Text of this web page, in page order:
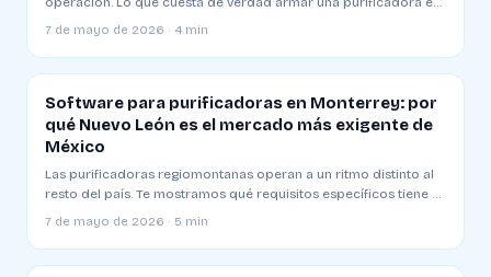
Ciudad de México y cuánto tarda en ser rentable.
7 de mayo de 2026 · 4 min
Software para purificadoras en Monterrey: por
qué Nuevo León es el mercado más exigente de
México
Las purificadoras regiomontanas operan a un ritmo distinto al
resto del país. Te mostramos qué requisitos específicos tiene el
mercado y cómo elegir un sistema que aguante.
7 de mayo de 2026 · 5 min